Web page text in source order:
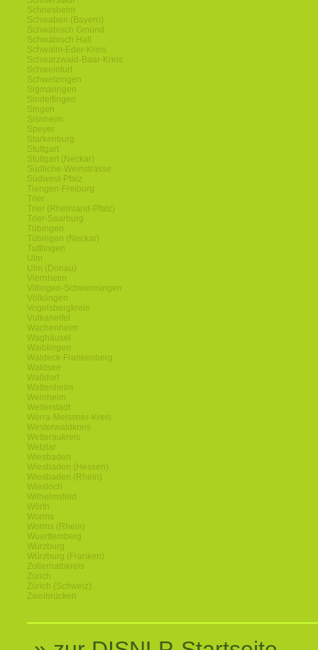
Schriesheim
Schwaben (Bayern)
Schwäbisch Gmünd
Schwäbisch Hall
Schwalm-Eder-Kreis
Schwarzwald-Baar-Kreis
Schweinfurt
Schwetzingen
Sigmaringen
Sindelfingen
Singen
Sisnheim
Speyer
Starkenburg
Stuttgart
Stuttgart (Neckar)
Südliche-Weinstrasse
Südwest-Pfalz
Tiengen-Freiburg
Trier
Trier (Rheinland-Pfalz)
Trier-Saarburg
Tübingen
Tübingen (Neckar)
Tuttlingen
Ulm
Ulm (Donau)
Viernheim
Villingen-Schwenningen
Völklingen
Vogelsbergkreis
Vulkaneifel
Wachenheim
Waghäusel
Waiblingen
Waldeck-Frankenberg
Waldsee
Walldorf
Wattenheim
Weinheim
Weiterstadt
Werra-Meissner-Kreis
Westerwaldkreis
Wetteraukreis
Wetzlar
Wiesbaden
Wiesbaden (Hessen)
Wiesbaden (Rhein)
Wiesloch
Wilhelmsfeld
Wörth
Worms
Worms (Rhein)
Wuerttemberg
Würzburg
Würzburg (Franken)
Zollernalbkreis
Zürich
Zürich (Schweiz)
Zweibrücken